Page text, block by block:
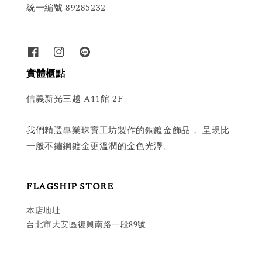
統一編號 89285232
實體櫃點
信義新光三越 A11館 2F
我們精選專業珠寶工坊製作的銅鍍金飾品， 呈現比
一般不鏽鋼鍍金更溫潤的金色光澤。
FLAGSHIP STORE
本店地址
台北市大安區復興南路一段89號